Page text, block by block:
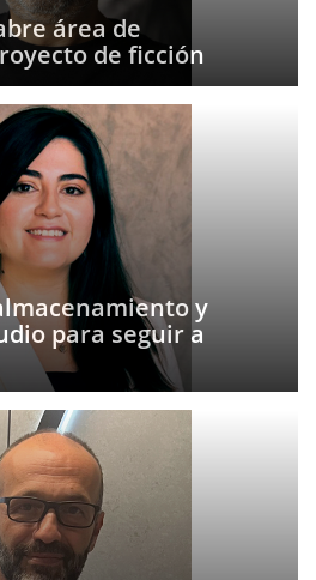
área de
de ficción
y
para seguir a